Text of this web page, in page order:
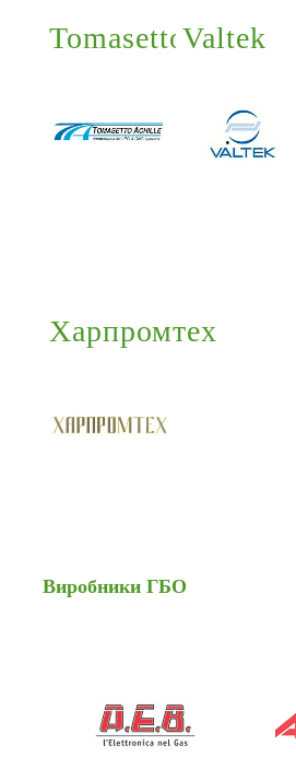
TomasettoValtek
Харпромтех
Виробники ГБО